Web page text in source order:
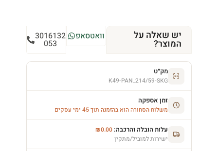
יש שאלה על
המוצר?
וואטסאפ 3016132
053
מק״ט
K49-PAN_214/59-SKG
זמן אספקה
משלוח הסחורה הוא בהזמנה תוך 45 ימי עסקים
עלות הובלה והרכבה: ₪0.00
ישירות למוביל/מתקין